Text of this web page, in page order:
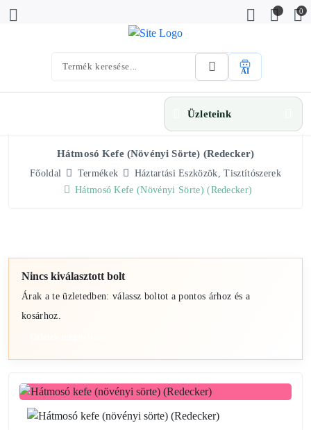
0
AI
Üzleteink
Hátmosó Kefe (növényi Sörte) (Redecker)
Főoldal Termékek
Háztartási Eszközök, Tisztítószerek
Hátmosó Kefe (növényi Sörte) (Redecker)
Nincs kiválasztott bolt
Árak a te üzletedben: válassz boltot a pontos árhoz és a
kosárhoz.